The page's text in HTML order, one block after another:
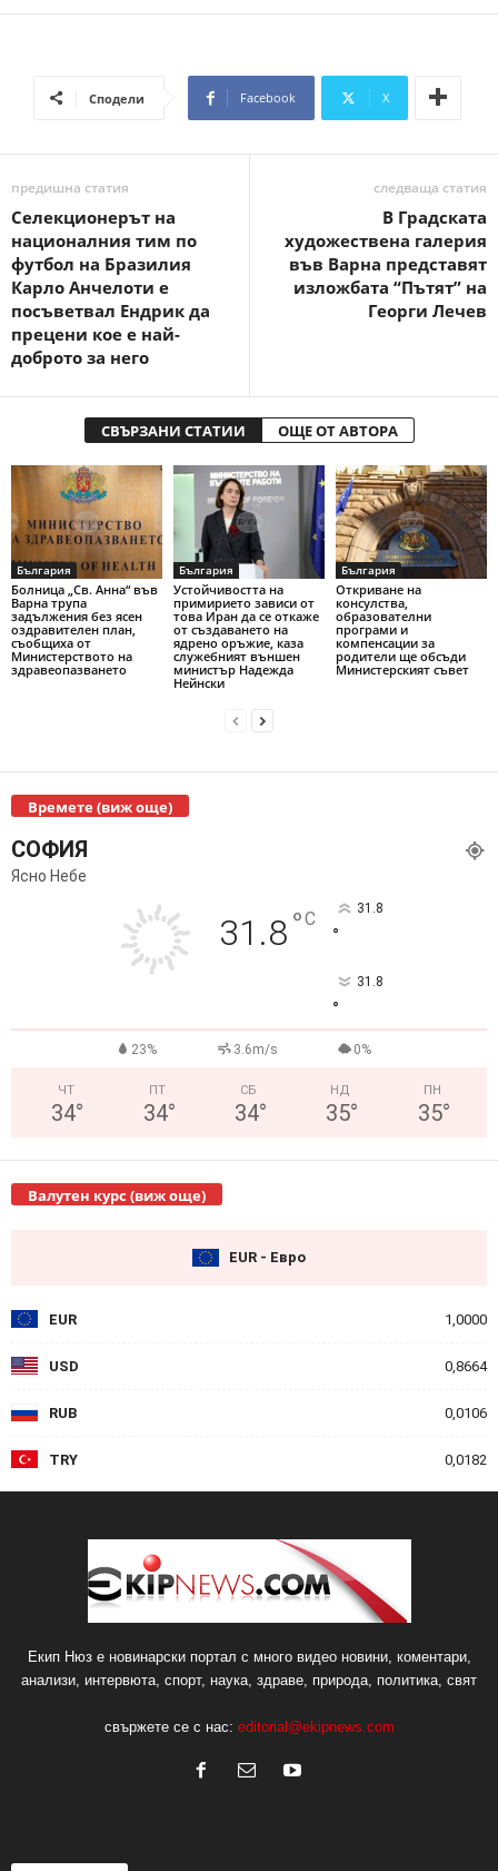
Сподели Facebook X
предишна статия
Селекционерът на
националния тим по
футбол на Бразилия
Карло Анчелоти е
посъветвал Ендрик да
прецени кое е най-
доброто за него
следваща статия
В Градската
художествена галерия
във Варна представят
изложбата “Пътят” на
Георги Лечев
СВЪРЗАНИ СТАТИИ ОЩЕ ОТ АВТОРА
България
Болница „Св. Анна“ във
Варна трупа
задължения без ясен
оздравителен план,
съобщиха от
Министерството на
здравеопазването
България
Устойчивостта на
примирието зависи от
това Иран да се откаже
от създаването на
ядрено оръжие, каза
служебният външен
министър Надежда
Нейнски
България
Откриване на
консулства,
образователни
програми и
компенсации за
родители ще обсъди
Министерският съвет
Времете (виж още)
СОФИЯ
Ясно Небе
31.8°C 31.8
°
31.8
°
23% 3.6m/s 0%
ЧТ
34°
ПТ
34°
СБ
34°
НД
35°
ПН
35°
Валутен курс (виж още)
EUR - Евро
EUR 1,0000
USD 0,8664
RUB 0,0106
TRY 0,0182
Екип Нюз е новинарски портал с много видео новини, коментари,
анализи, интервюта, спорт, наука, здраве, природа, политика, свят
свържете се с нас: editorial@ekipnews.com